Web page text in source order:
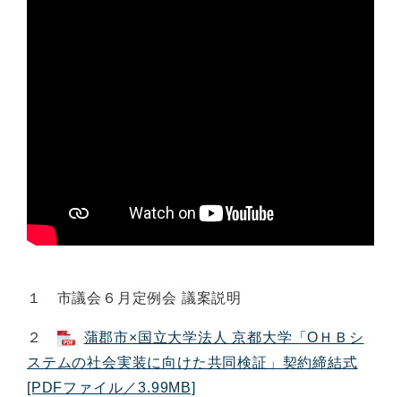
１ 市議会６月定例会 議案説明
２
蒲郡市×国立大学法人 京都大学「ОＨＢシ
ステムの社会実装に向けた共同検証」契約締結式
[PDFファイル／3.99MB]